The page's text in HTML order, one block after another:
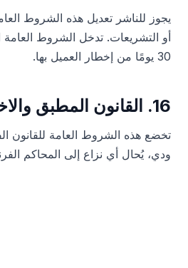
يجوز للناشر تعديل هذه الشروط
أو التشريعات. تدخل الشروط العامة
30 يومًا من إخطار العميل بها.
16. القانون المطبق والاختصاص القضائي
تخضع هذه الشروط العامة للقانون
ودي، يُحال أي نزاع إلى المحاكم